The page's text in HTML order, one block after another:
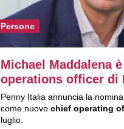
Persone
Michael Maddalena
operations officer di
Penny Italia annuncia la
come nuovo chief operating
luglio.